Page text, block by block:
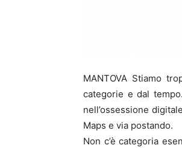
MANTOVA Stiamo
categorie e dal
nell’ossessione
Maps e via postando.
Non c’è categoria